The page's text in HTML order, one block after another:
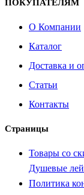
ПОКУПАТЕЛЯМ
О Компании
Каталог
Доставка и
Статьи
Контакты
Страницы
Товары со
Душевые
Политика